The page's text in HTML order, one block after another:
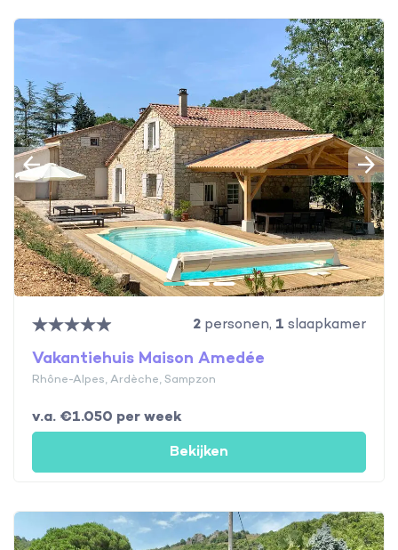
2 personen, 1 slaapkamer
Vakantiehuis Maison Amedée
Rhône-Alpes, Ardèche, Sampzon
v.a. €1.050 per week
Bekijken